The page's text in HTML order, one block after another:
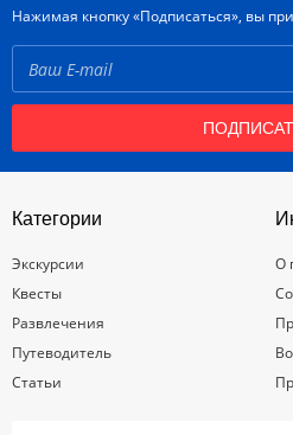
Нажимая кнопку «Подписаться», вы
Категории
Экскурсии
Квесты
Развлечения
Путеводитель
Статьи
О